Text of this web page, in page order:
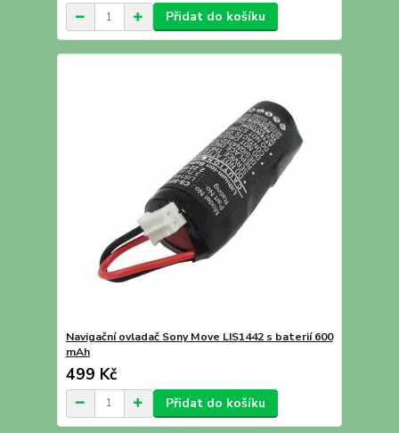
Přidat do košíku
Navigační ovladač Sony Move LIS1442 s baterií 600
mAh
499 Kč
Přidat do košíku